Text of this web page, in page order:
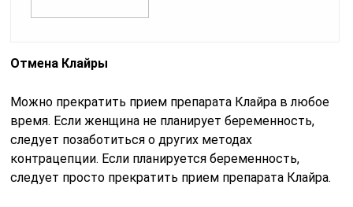
Отмена Клайры
Можно прекратить прием препарата Клайра в любое
время. Если женщина не планирует беременность,
следует позаботиться о других методах
контрацепции. Если планируется беременность,
следует просто прекратить прием препарата Клайра.